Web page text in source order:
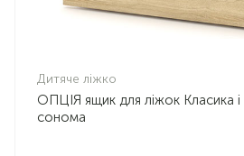
Дитяче ліжко
ОПЦІЯ ящик для ліжок Класика і Модерн дуб
сонома